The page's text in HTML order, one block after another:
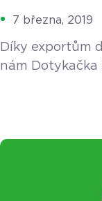
7 března, 2019
Díky exportům
nám Dotykačka
a otevřely si
se zrodila ve
osmihodinové